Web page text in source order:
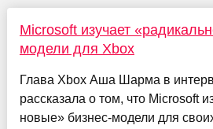
Microsoft изучает
модели для Xbox
Глава Xbox Аша Шарма в
рассказала о том, что Microsoft
новые» бизнес-модели для